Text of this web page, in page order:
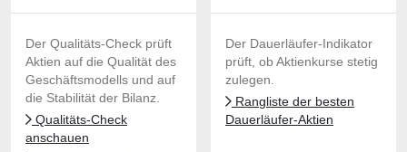
Der Qualitäts-Check prüft
Aktien auf die Qualität des
Geschäftsmodells und auf
die Stabilität der Bilanz.
Qualitäts-Check
anschauen
Der Dauerläufer-Indikator
prüft, ob Aktienkurse stetig
zulegen.
Rangliste der besten
Dauerläufer-Aktien